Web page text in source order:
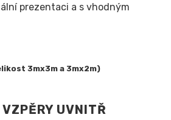
prezentaci a s vhodným
3mx3m a 3mx2m)
UVNITŘ